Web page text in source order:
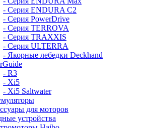
- Серия ENDURA C2
- Серия PowerDrive
- Серия TERROVA
- Серия TRAXXIS
- Серия ULTERRA
- Якорные лебедки Deckhand
- R3
- Xi5
- Xi5 Saltwater
для моторов
устройства